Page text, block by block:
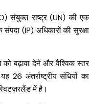
संयुक्त राष्ट्र (UN) की एक
संपदा (IP) अधिकारों की सुरक्षा
को बढ़ावा देने और वैश्विक स्तर
26 अंतर्राष्ट्रीय संधियों का
में है।